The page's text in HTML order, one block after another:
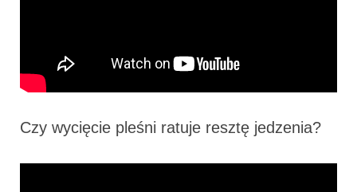
Czy wycięcie pleśni ratuje resztę jedzenia?